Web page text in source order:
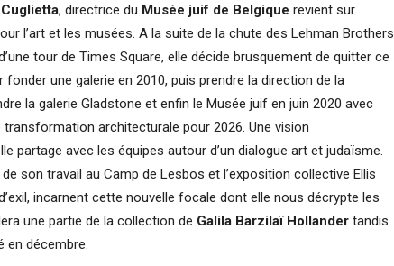
, directrice du Musée juif de Belgique revient sur
l’art et les musées. A la suite de la chute des Lehman Brothers
tour de Times Square, elle décide brusquement de quitter ce
une galerie en 2010, puis prendre la direction de la
la galerie Gladstone et enfin le Musée juif en juin 2020 avec
architecturale pour 2026. Une vision
partage avec les équipes autour d’un dialogue art et judaïsme.
son travail au Camp de Lesbos et l’exposition collective Ellis
incarnent cette nouvelle focale dont elle nous décrypte les
une partie de la collection de Galila Barzilaï Hollander tandis
en décembre.